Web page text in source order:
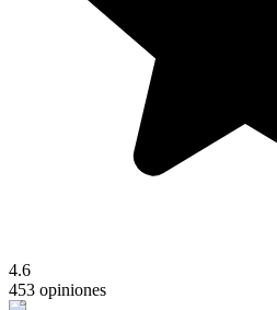
4.6
453 opiniones